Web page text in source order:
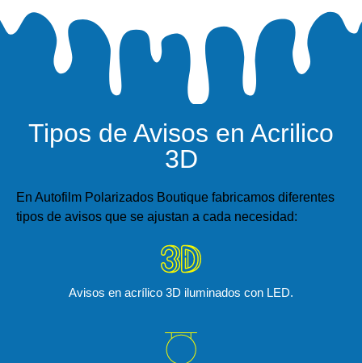
Tipos de Avisos en Acrilico
3D
En Autofilm Polarizados Boutique fabricamos diferentes
tipos de avisos que se ajustan a cada necesidad:
Avisos en acrílico 3D iluminados con LED.